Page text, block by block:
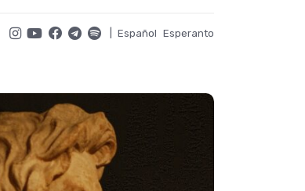
Español Esperanto